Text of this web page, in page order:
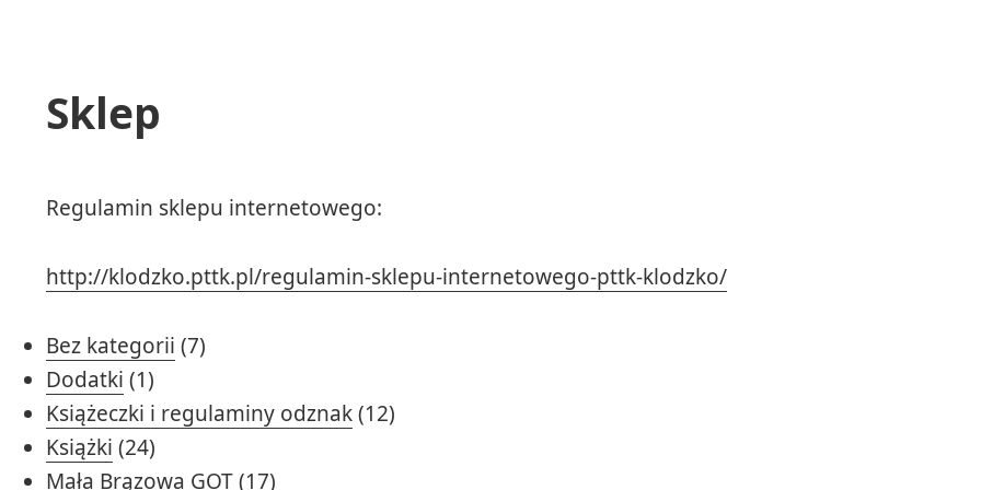
Sklep
Regulamin sklepu internetowego:
http://klodzko.pttk.pl/regulamin-sklepu-internetowego-pttk-klodzko/
Bez kategorii 77
Dodatki 11
produkt
Książeczki i regulaminy odznak 1212
Książki 2424
produkty
Mała Brązowa GOT 1717